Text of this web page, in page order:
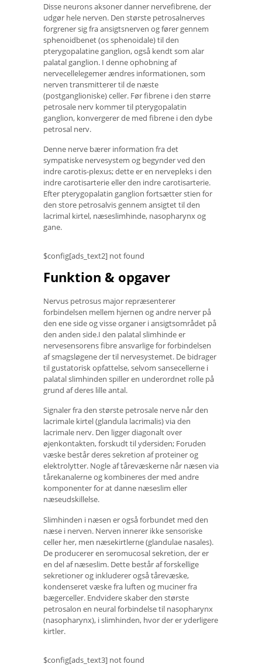
Disse neurons aksoner danner nervefibrene, der
udgør hele nerven. Den største petrosalnerves
forgrener sig fra ansigtsnerven og fører gennem
sphenoidbenet (os sphenoidale) til den
pterygopalatine ganglion, også kendt som alar
palatal ganglion. I denne ophobning af
nervecellelegemer ændres informationen, som
nerven transmitterer til de næste
(postganglioniske) celler. Før fibrene i den større
petrosale nerv kommer til pterygopalatin
ganglion, konvergerer de med fibrene i den dybe
petrosal nerv.
Denne nerve bærer information fra det
sympatiske nervesystem og begynder ved den
indre carotis-plexus; dette er en nervepleks i den
indre carotisarterie eller den indre carotisarterie.
Efter pterygopalatin ganglion fortsætter stien for
den store petrosalvis gennem ansigtet til den
lacrimal kirtel, næseslimhinde, nasopharynx og
gane.
$config[ads_text2] not found
Funktion & opgaver
Nervus petrosus major repræsenterer
forbindelsen mellem hjernen og andre nerver på
den ene side og visse organer i ansigtsområdet på
den anden side.I den palatal slimhinde er
nervesensorens fibre ansvarlige for forbindelsen
af ​​smagsløgene der til nervesystemet. De bidrager
til gustatorisk opfattelse, selvom sansecellerne i
palatal slimhinden spiller en underordnet rolle på
grund af deres lille antal.
Signaler fra den største petrosale nerve når den
lacrimale kirtel (glandula lacrimalis) via den
lacrimale nerv. Den ligger diagonalt over
øjenkontakten, forskudt til ydersiden; Foruden
væske består deres sekretion af proteiner og
elektrolytter. Nogle af tårevæskerne når næsen via
tårekanalerne og kombineres der med andre
komponenter for at danne næseslim eller
næseudskillelse.
Slimhinden i næsen er også forbundet med den
næse i nerven. Nerven innerer ikke sensoriske
celler her, men næsekirtlerne (glandulae nasales).
De producerer en seromucosal sekretion, der er
en del af næseslim. Dette består af forskellige
sekretioner og inkluderer også tårevæske,
kondenseret væske fra luften og muciner fra
bægerceller. Endvidere skaber den største
petrosalon en neural forbindelse til nasopharynx
(nasopharynx), i slimhinden, hvor der er yderligere
kirtler.
$config[ads_text3] not found